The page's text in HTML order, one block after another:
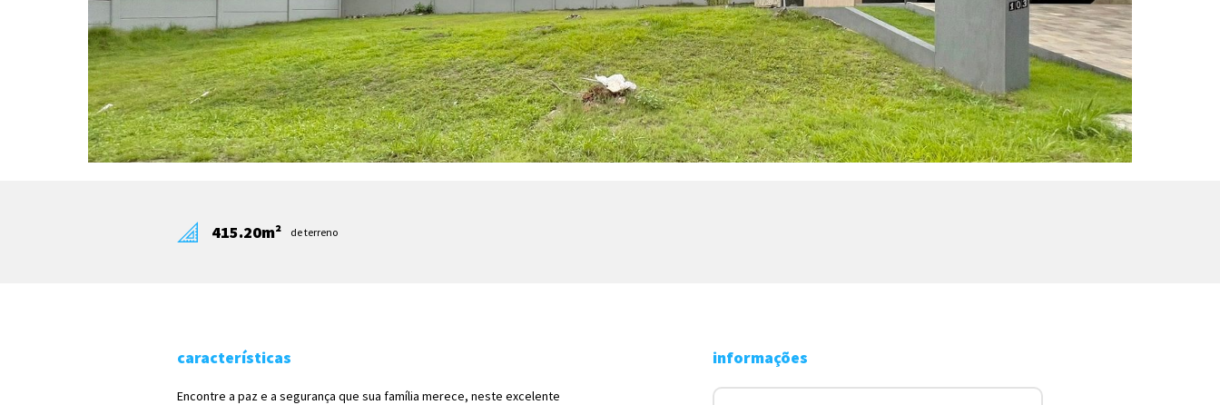
415.20m² de terreno
características
Encontre a paz e a segurança que sua família merece, neste excelente
informações